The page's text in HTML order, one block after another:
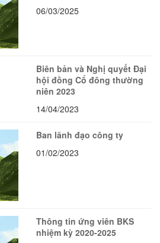
06/03/2025
Biên bản và Nghị quyết Đại
hội đồng Cổ đông thường
niên 2023
14/04/2023
Ban lãnh đạo công ty
01/02/2023
Thông tin ứng viên BKS
nhiệm kỳ 2020-2025